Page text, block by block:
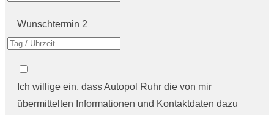
Wunschtermin 2
Ich willige ein, dass Autopol Ruhr die von mir
übermittelten Informationen und Kontaktdaten dazu